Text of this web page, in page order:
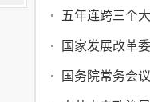
五年连跨三个
国务院常务会